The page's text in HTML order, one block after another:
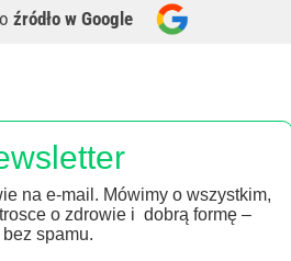
źródło w Google
na e-mail. Mówimy o wszystkim,
o zdrowie i dobrą formę –
bez spamu.